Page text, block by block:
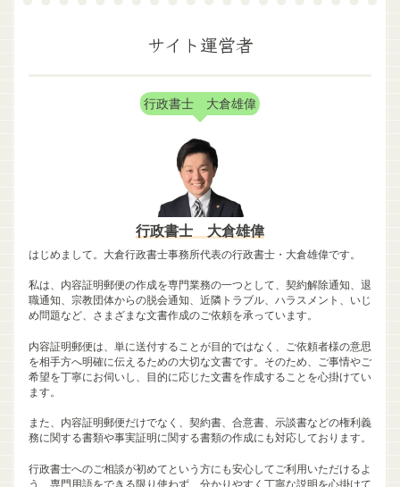
サイト運営者
行政書士 大倉雄偉
行政書士 大倉雄偉
はじめまして。大倉行政書士事務所代表の行政書士・大倉雄偉です。
私は、内容証明郵便の作成を専門業務の一つとして、契約解除通知、退
職通知、宗教団体からの脱会通知、近隣トラブル、ハラスメント、いじ
め問題など、さまざまな文書作成のご依頼を承っています。
内容証明郵便は、単に送付することが目的ではなく、ご依頼者様の意思
を相手方へ明確に伝えるための大切な文書です。そのため、ご事情やご
希望を丁寧にお伺いし、目的に応じた文書を作成することを心掛けてい
ます。
また、内容証明郵便だけでなく、契約書、合意書、示談書などの権利義
務に関する書類や事実証明に関する書類の作成にも対応しております。
行政書士へのご相談が初めてという方にも安心してご利用いただけるよ
う、専門用語をできる限り使わず、分かりやすく丁寧な説明を心掛けて